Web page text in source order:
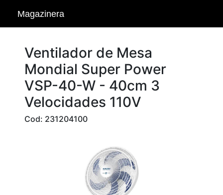
Magazinera
Ventilador de Mesa
Mondial Super Power
VSP-40-W - 40cm 3
Velocidades 110V
Cod: 231204100